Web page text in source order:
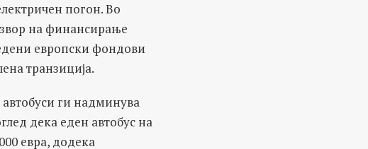
погон. Во
на финансирање
европски фондови
транзиција.
ги надминува
дека еден автобус на
евра, додека